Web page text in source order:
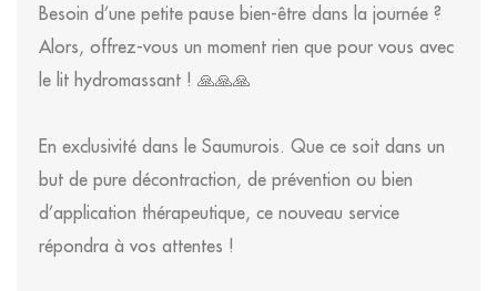
Besoin d’une petite pause bien-être dans la journée ?
Alors, offrez-vous un moment rien que pour vous avec
le lit hydromassant ! 🙏🙏🙏
En exclusivité dans le Saumurois. Que ce soit dans un
but de pure décontraction, de prévention ou bien
d’application thérapeutique, ce nouveau service
répondra à vos attentes !